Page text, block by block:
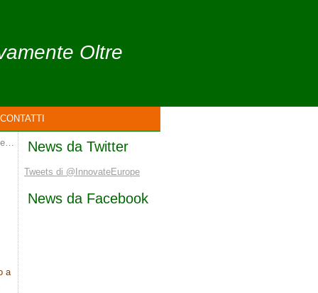
Oltre
CONTATTI
a
News da Twitter
Tweets di @InnovateEurope
News da Facebook